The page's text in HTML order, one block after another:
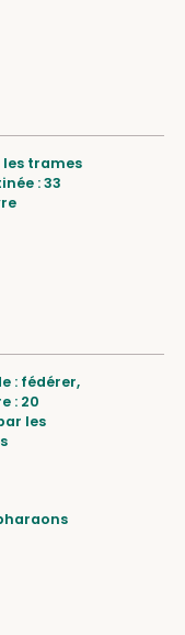
les trames
: 33
: fédérer,
: 20
les